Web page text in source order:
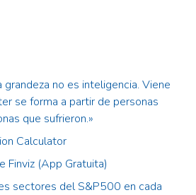
grandeza no es inteligencia. Viene
se forma a partir de personas
que sufrieron.»
Calculator
Finviz (App Gratuita)
sectores del S&P500 en cada